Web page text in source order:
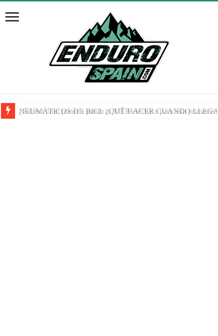
NEUMÁTICOS DE BICI: ¿QUÉ HACER CUANDO